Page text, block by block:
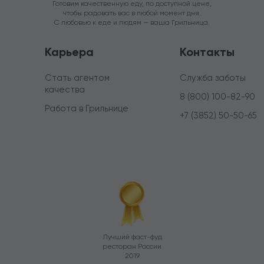
Готовим качественную еду, по доступной цене,
чтобы радовать вас в любой момент дня.
С любовью к еде и людям — ваша Грильница.
Карьера
Стать агентом
качества
Работа в Грильнице
Контакты
Служба заботы
8 (800) 100-82-90
+7 (3852) 50-50-65
Лучший фаст-фуд
ресторан России
2019